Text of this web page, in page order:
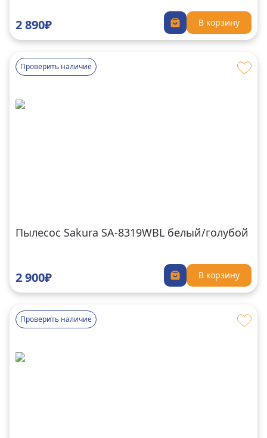
2 890₽ В корзину
Проверить наличие
Пылесос Sakura SA-8319WBL белый/голубой
2 900₽ В корзину
Проверить наличие